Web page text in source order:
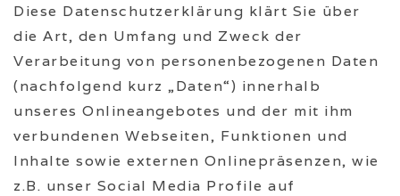
Diese Datenschutzerklärung klärt Sie über
die Art, den Umfang und Zweck der
Verarbeitung von personenbezogenen Daten
(nachfolgend kurz „Daten“) innerhalb
unseres Onlineangebotes und der mit ihm
verbundenen Webseiten, Funktionen und
Inhalte sowie externen Onlinepräsenzen, wie
z.B. unser Social Media Profile auf